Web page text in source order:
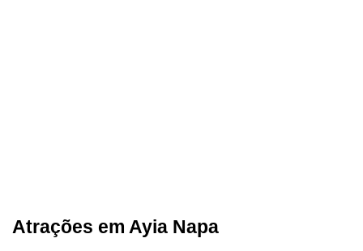
Atrações em Ayia Napa